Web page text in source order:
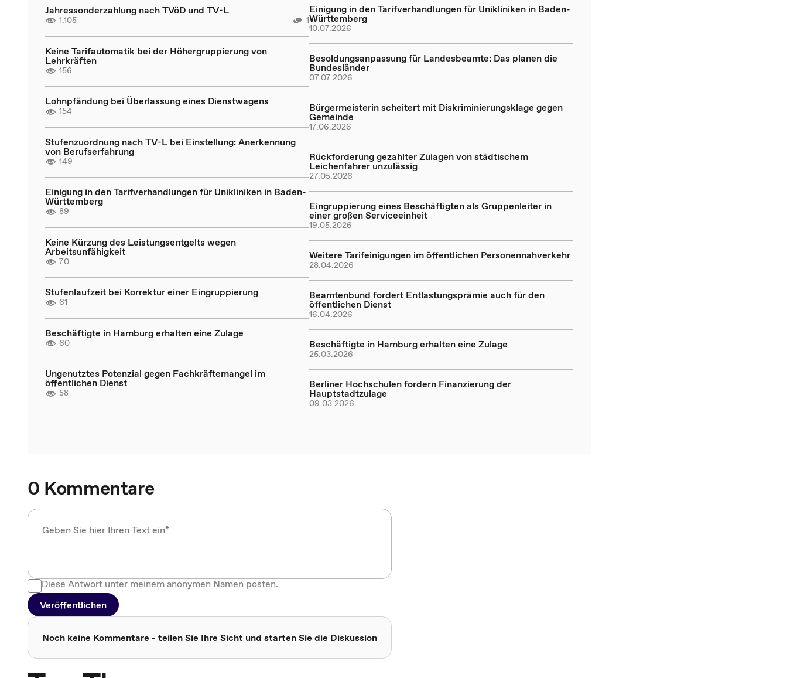
Jahressonderzahlung nach TVöD und TV-L
1.105 1
Keine Tarifautomatik bei der Höhergruppierung von
Lehrkräften
156
Lohnpfändung bei Überlassung eines Dienstwagens
154
Stufenzuordnung nach TV-L bei Einstellung: Anerkennung
von Berufserfahrung
149
Einigung in den Tarifverhandlungen für Unikliniken in Baden-
Württemberg
89
Keine Kürzung des Leistungsentgelts wegen
Arbeitsunfähigkeit
70
Stufenlaufzeit bei Korrektur einer Eingruppierung
61
Beschäftigte in Hamburg erhalten eine Zulage
60
Ungenutztes Potenzial gegen Fachkräftemangel im
öffentlichen Dienst
58
Einigung in den Tarifverhandlungen für Unikliniken in Baden-
Württemberg
10.07.2026
Besoldungsanpassung für Landesbeamte: Das planen die
Bundesländer
07.07.2026
Bürgermeisterin scheitert mit Diskriminierungsklage gegen
Gemeinde
17.06.2026
Rückforderung gezahlter Zulagen von städtischem
Leichenfahrer unzulässig
27.05.2026
Eingruppierung eines Beschäftigten als Gruppenleiter in
einer großen Serviceeinheit
19.05.2026
Weitere Tarifeinigungen im öffentlichen Personennahverkehr
28.04.2026
Beamtenbund fordert Entlastungsprämie auch für den
öffentlichen Dienst
16.04.2026
Beschäftigte in Hamburg erhalten eine Zulage
25.03.2026
Berliner Hochschulen fordern Finanzierung der
Hauptstadtzulage
09.03.2026
0 Kommentare
Diese Antwort unter meinem anonymen Namen posten.
Veröffentlichen
Noch keine Kommentare - teilen Sie Ihre Sicht und starten Sie die Diskussion